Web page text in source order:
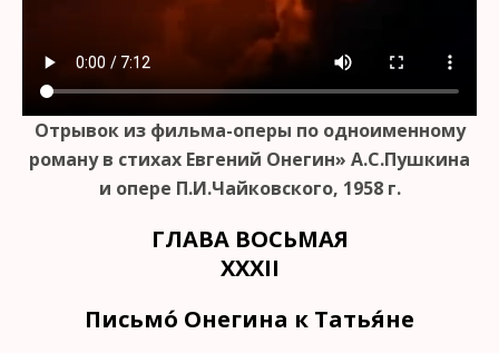
Отрывок из фильма-оперы по одноименному
роману в стихах Евгений Онегин» А.С.Пушкина
и опере П.И.Чайковского, 1958 г.
ГЛАВА ВОСЬМАЯ
XXXII
Письмо́ Онегина к Татья́не